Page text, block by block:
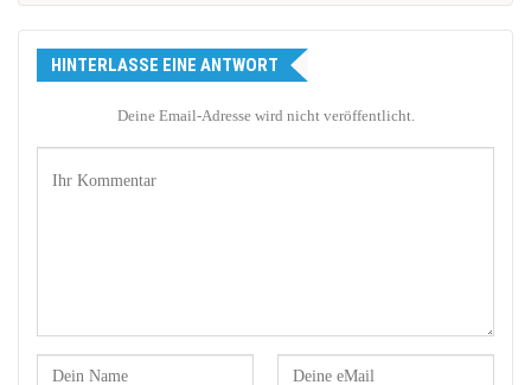
HINTERLASSE EINE ANTWORT
Deine Email-Adresse wird nicht veröffentlicht.